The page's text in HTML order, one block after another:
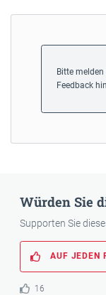
Bitte melden
Feedback
Würden Sie
Supporten Sie
AUF JEDEN
16